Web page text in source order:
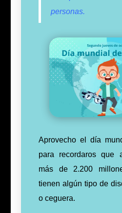
personas.
Aprovecho el día
para recordaros que
más de 2.200
tienen algún tipo de
o ceguera.